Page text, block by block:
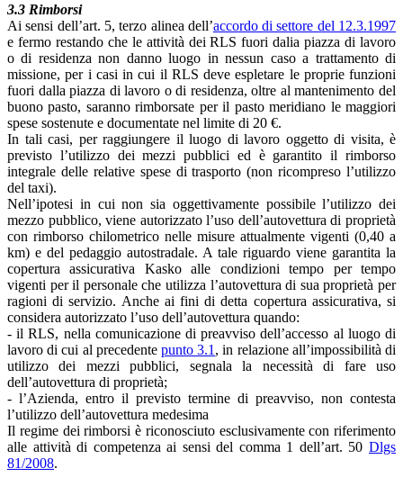
3.3 Rimborsi
Ai sensi dell’art. 5, terzo alinea dell’accordo di settore del 12.3.1997
e fermo restando che le attività dei RLS fuori dalia piazza di lavoro
o di residenza non danno luogo in nessun caso a trattamento di
missione, per i casi in cui il RLS deve espletare le proprie funzioni
fuori dalla piazza di lavoro o di residenza, oltre al mantenimento del
buono pasto, saranno rimborsate per il pasto meridiano le maggiori
spese sostenute e documentate nel limite di 20 €.
In tali casi, per raggiungere il luogo di lavoro oggetto di visita, è
previsto l’utilizzo dei mezzi pubblici ed è garantito il rimborso
integrale delle relative spese di trasporto (non ricompreso l’utilizzo
del taxi).
Nell’ipotesi in cui non sia oggettivamente possibile l’utilizzo dei
mezzo pubblico, viene autorizzato l’uso dell’autovettura di proprietà
con rimborso chilometrico nelle misure attualmente vigenti (0,40 a
km) e del pedaggio autostradale. A tale riguardo viene garantita la
copertura assicurativa Kasko alle condizioni tempo per tempo
vigenti per il personale che utilizza l’autovettura di sua proprietà per
ragioni di servizio. Anche ai fini di detta copertura assicurativa, si
considera autorizzato l’uso dell’autovettura quando:
- il RLS, nella comunicazione di preavviso dell’accesso al luogo di
lavoro di cui al precedente punto 3.1 , in relazione all’impossibilità di
utilizzo dei mezzi pubblici, segnala la necessità di fare uso
dell’autovettura di proprietà;
- l’Azienda, entro il previsto termine di preavviso, non contesta
l’utilizzo dell’autovettura medesima
Il regime dei rimborsi è riconosciuto esclusivamente con riferimento
alle attività di competenza ai sensi del comma 1 dell’art. 50 Dlgs
81/2008.